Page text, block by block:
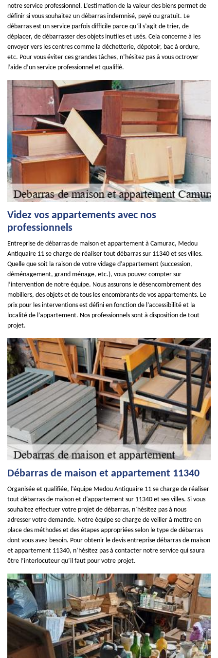
notre service professionnel. L’estimation de la valeur des biens permet de
définir si vous souhaitez un débarras indemnisé, payé ou gratuit. Le
débarras est un service parfois difficile parce qu’il s’agit de trier, de
déplacer, de débarrasser des objets inutiles et usés. Cela concerne à les
envoyer vers les centres comme la déchetterie, dépotoir, bac à ordure,
etc. Pour vous éviter ces grandes tâches, n’hésitez pas à vous octroyer
l’aide d’un service professionnel et qualifié.
Videz vos appartements avec nos
professionnels
Entreprise de débarras de maison et appartement à Camurac, Medou
Antiquaire 11 se charge de réaliser tout débarras sur 11340 et ses villes.
Quelle que soit la raison de votre vidage d’appartement (succession,
déménagement, grand ménage, etc.), vous pouvez compter sur
l’intervention de notre équipe. Nous assurons le désencombrement des
mobiliers, des objets et de tous les encombrants de vos appartements. Le
prix pour les interventions est défini en fonction de l’accessibilité et la
localité de l’appartement. Nos professionnels sont à disposition de tout
projet.
Débarras de maison et appartement 11340
Organisée et qualifiée, l’équipe Medou Antiquaire 11 se charge de réaliser
tout débarras de maison et d’appartement sur 11340 et ses villes. Si vous
souhaitez effectuer votre projet de débarras, n’hésitez pas à nous
adresser votre demande. Notre équipe se charge de veiller à mettre en
place des méthodes et des étapes appropriées selon le type de débarras
dont vous avez besoin. Pour obtenir le devis entreprise débarras de maison
et appartement 11340, n’hésitez pas à contacter notre service qui saura
être l’interlocuteur qu’il faut pour votre projet.